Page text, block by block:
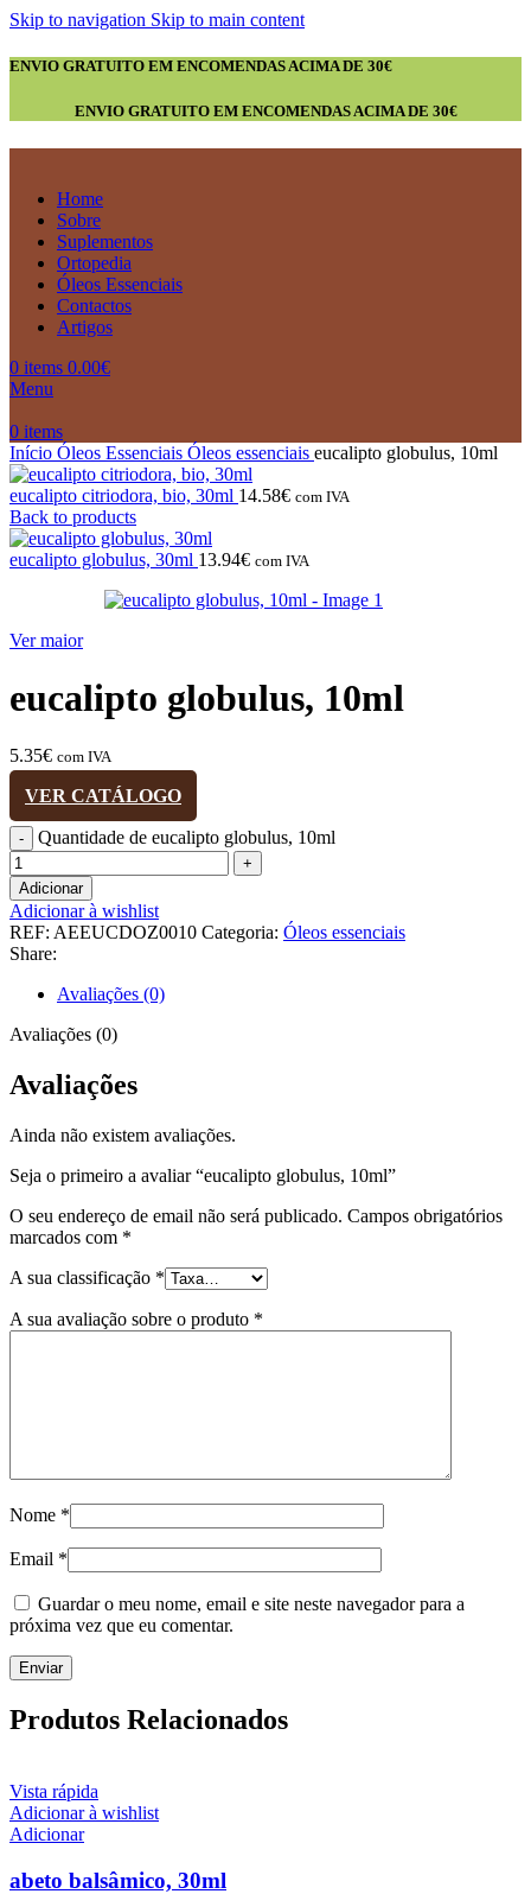
Skip to navigation Skip to main content
ENVIO GRATUITO EM ENCOMENDAS ACIMA DE 30€
ENVIO GRATUITO EM ENCOMENDAS ACIMA DE 30€
Home
Sobre
Suplementos
Ortopedia
Óleos Essenciais
Contactos
Artigos
0 items 0.00€
Menu
0 items
Início Óleos Essenciais Óleos essenciais eucalipto globulus, 10ml
eucalipto citriodora, bio, 30ml 14.58€ com IVA
Back to products
eucalipto globulus, 30ml 13.94€ com IVA
Ver maior
eucalipto globulus, 10ml
5.35€ com IVA
VER CATÁLOGO
Quantidade de eucalipto globulus, 10ml
Adicionar
Adicionar à wishlist
REF: AEEUCDOZ0010 Categoria: Óleos essenciais
Share:
Avaliações (0)
Avaliações (0)
Avaliações
Ainda não existem avaliações.
Seja o primeiro a avaliar “eucalipto globulus, 10ml”
O seu endereço de email não será publicado. Campos obrigatórios
marcados com *
A sua classificação *
A sua avaliação sobre o produto *
Nome *
Email *
Guardar o meu nome, email e site neste navegador para a
próxima vez que eu comentar.
Produtos Relacionados
Vista rápida
Adicionar à wishlist
Adicionar
abeto balsâmico, 30ml